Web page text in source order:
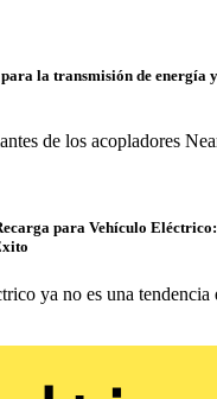
la transmisión de energía
de los acopladores
para Vehículo
ya no es una tendencia